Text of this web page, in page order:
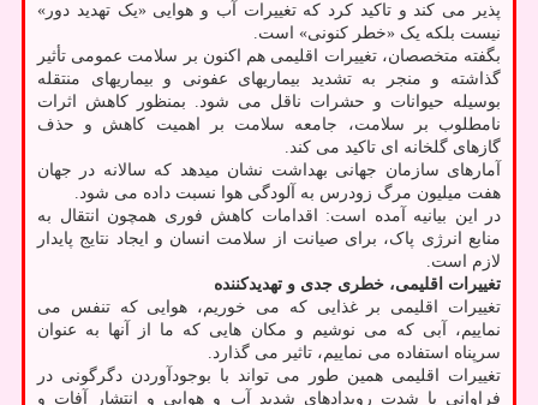
پذیر می کند و تاکید کرد که تغییرات آب و هوایی «یک تهدید دور»
نیست بلکه یک «خطر کنونی» است.
بگفته متخصصان، تغییرات اقلیمی هم اکنون بر سلامت عمومی تأثیر
گذاشته و منجر به تشدید بیماریهای عفونی و بیماریهای منتقله
بوسیله حیوانات و حشرات ناقل می شود. بمنظور کاهش اثرات
نامطلوب بر سلامت، جامعه سلامت بر اهمیت کاهش و حذف
گازهای گلخانه ای تاکید می کند.
آمارهای سازمان جهانی بهداشت نشان میدهد که سالانه در جهان
هفت میلیون مرگ زودرس به آلودگی هوا نسبت داده می شود.
در این بیانیه آمده است: اقدامات کاهش فوری همچون انتقال به
منابع انرژی پاک، برای صیانت از سلامت انسان و ایجاد نتایج پایدار
لازم است.
تغییرات اقلیمی، خطری جدی و تهدیدکننده
تغییرات اقلیمی بر غذایی که می خوریم، هوایی که تنفس می
نماییم، آبی که می نوشیم و مکان هایی که ما از آنها به عنوان
سرپناه استفاده می نماییم، تاثیر می گذارد.
تغییرات اقلیمی همین طور می تواند با بوجودآوردن دگرگونی در
فراوانی یا شدت رویدادهای شدید آب و هوایی و انتشار آفات و